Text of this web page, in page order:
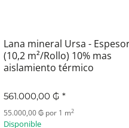
Lana mineral Ursa -
(10,2 m²/Rollo) 10% mas
aislamiento térmico
561.000,00 ₲ *
55.000,00 ₲ por 1 m2
Disponible